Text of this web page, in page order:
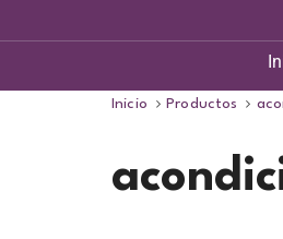
Inicio Productos